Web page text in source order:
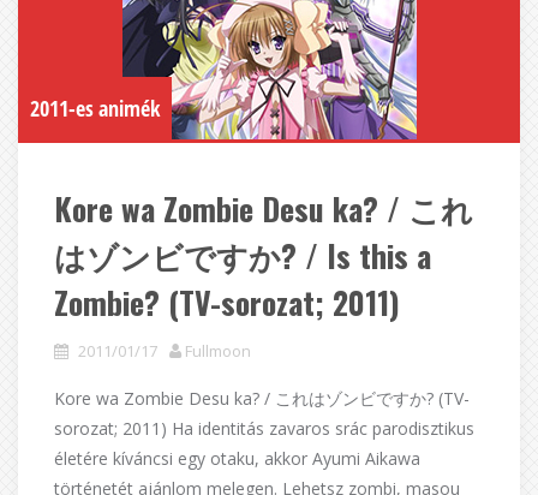
2011-es animék
Kore wa Zombie Desu ka? / これ
はゾンビですか? / Is this a
Zombie? (TV-sorozat; 2011)
2011/01/17 Fullmoon
Kore wa Zombie Desu ka? / これはゾンビですか? (TV-
sorozat; 2011) Ha identitás zavaros srác parodisztikus
életére kíváncsi egy otaku, akkor Ayumi Aikawa
történetét ajánlom melegen. Lehetsz zombi, masou